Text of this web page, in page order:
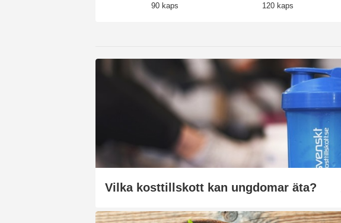
90 kaps
120 kaps
Vilka kosttillskott kan ungdomar äta?